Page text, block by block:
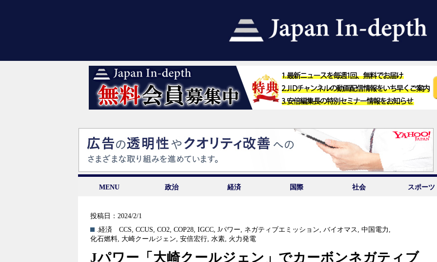
MENU 政治 経済 国際 社会 スポーツ
投稿日：2024/2/1
.経済
CCS,CCUS,CO2,COP28,IGCC,Jパワー, ネガティブエミッション,バイオマス ,中国電力 ,
化石燃料, 大崎クールジェン, 安倍宏行, 水素, 火力発電
Jパワー「大崎クールジェン」でカーボンネガティブ